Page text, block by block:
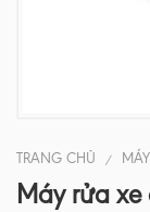
TRANG CHỦ /
Máy rửa xe